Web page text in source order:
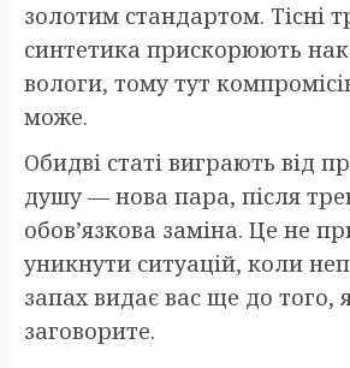
золотим стандартом. Тісні
синтетика прискорюють
вологи, тому тут
може.
Обидві статі виграють від
душу — нова пара, після
обов’язкова заміна. Це не
уникнути ситуацій, коли
запах видає вас ще до того,
заговорите.